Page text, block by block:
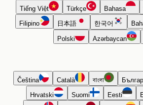
Bahasa
Türkçe
Tiếng Việt
한국어
日本語
Filipino
Azərbaycan
Polski
বাংলা
Català
Čeština
Eesti
Suomi
Hrvatski